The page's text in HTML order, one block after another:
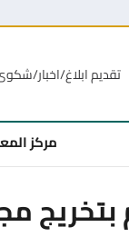
تقديم ابلاغ/اخبار/
مركز